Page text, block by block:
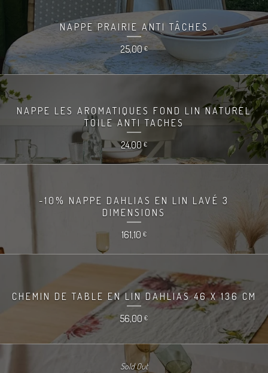
NAPPE PRAIRIE ANTI TÂCHES
25,00€
NAPPE LES AROMATIQUES FOND LIN NATUREL
TOILE ANTI TACHES
24,00€
-10% NAPPE DAHLIAS EN LIN LAVÉ 3
DIMENSIONS
161,10 €
CHEMIN DE TABLE EN LIN DAHLIAS 46 X 136 CM
56,00 €
Sold Out